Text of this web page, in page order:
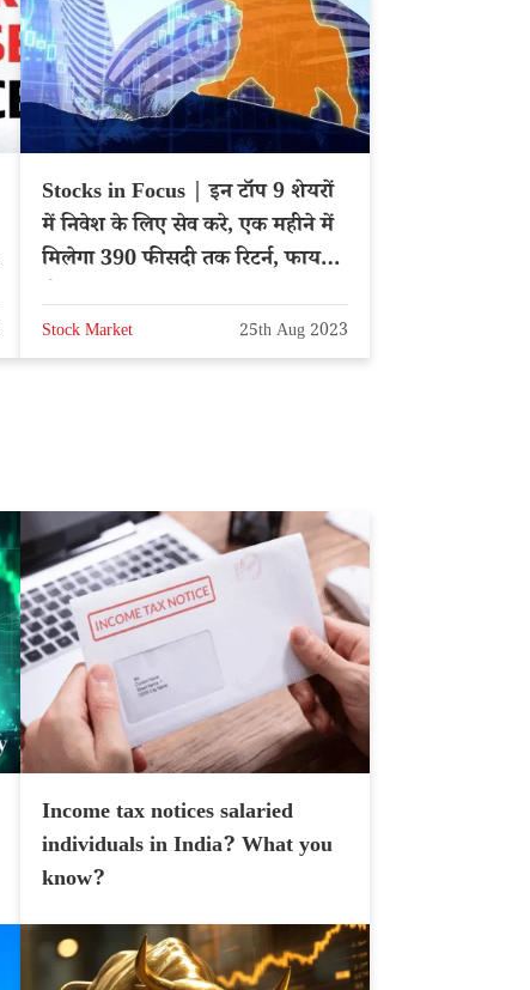
Stocks in Focus | इन टॉप 9 शेयरों
में निवेश के लिए सेव करे, एक महीने में
मिलेगा 390 फीसदी तक रिटर्न, फायदा
Stock Market 25th Aug 2023
Income tax notices salaried
individuals in India? What you
know?